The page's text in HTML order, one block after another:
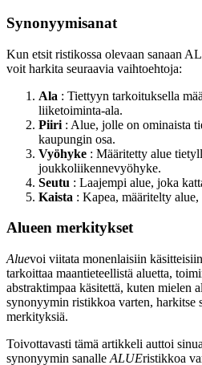
Synonyymisanat
Kun etsit ristikossa olevaan sanaan
voit harkita seuraavia vaihtoehtoja:
Ala : Tiettyyn tarkoituksella
liiketoiminta-ala.
Piiri : Alue, jolle on ominaista
kaupungin osa.
Vyöhyke : Määritetty alue
joukkoliikennevyöhyke.
Seutu : Laajempi alue, joka
Kaista : Kapea, määritelty
Alueen merkitykset
Aluevoi viitata monenlaisiin
tarkoittaa maantieteellistä aluetta,
abstraktimpaa käsitettä, kuten mielen
synonyymin ristikkoa varten, harkitse
merkityksiä.
Toivottavasti tämä artikkeli auttoi
synonyymin sanalle ALUEristikkoa